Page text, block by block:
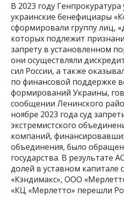
В 2023 году Генпрокуратура
украинские бенефициары
сформировали группу лиц,
которых подлежит
запрету в установленном
они осуществляли
сил России, а также
по финансовой поддержке
формирований Украины,
сообщении Ленинского
ноябре 2023 года суд
экстремистского
компаний,
объединения, было
государства. В результате
долей в уставном капитале
«Кэндимакс», ООО
«КЦ «Мерлетто» перешли